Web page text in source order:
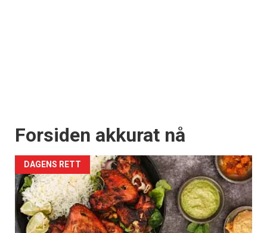
Forsiden akkurat nå
DAGENS RETT